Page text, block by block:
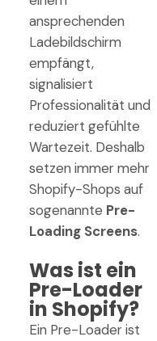
ansprechenden
Ladebildschirm
empfängt,
signalisiert
Professionalität und
reduziert gefühlte
Wartezeit. Deshalb
setzen immer mehr
Shopify-Shops auf
sogenannte Pre-
Loading Screens.
Was ist ein
Pre-Loader
in Shopify?
Ein Pre-Loader ist